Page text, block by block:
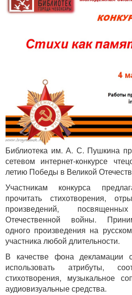
Библиотека им. А. С. Пушкина
сетевом интернет-конкурсе
летию Победы в Великой
Участникам конкурса
прочитать стихотворения,
произведений,
Отечественной войны.
одного произведения на
участника любой длительности.
В качестве фона декламации
использовать атрибуты,
стихотворения, музыкальное
аудиовизуальные средства.